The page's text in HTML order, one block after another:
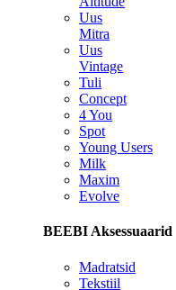
Uus
Mitra
Uus
Vintage
Tuli
Concept
4 You
Spot
Young Users
Milk
Maxim
Evolve
BEEBI Aksessuaarid
Madratsid
Tekstiil